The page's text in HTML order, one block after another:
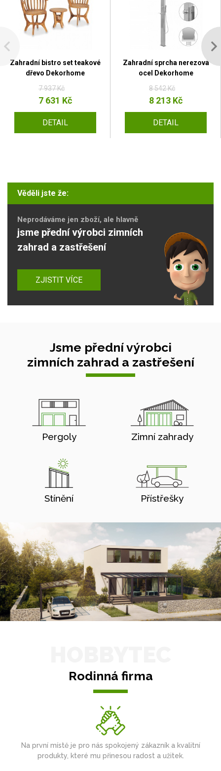
Zahradní bistro set teakové
dřevo Dekorhome
7 937 Kč
7 631 Kč
DETAIL
Zahradní sprcha nerezová
ocel Dekorhome
8 542 Kč
8 213 Kč
DETAIL
Věděli jste že:
Neprodáváme jen zboží, ale hlavně
jsme přední výrobci zimních
zahrad a zastřešení
ZJISTIT VÍCE
Jsme přední výrobci
zimních zahrad a zastřešení
Pergoly Zimní zahrady
Stínění Přístřešky
Rodinná firma
Na první místě je pro nás spokojený zákazník a kvalitní
produkty, které mu přinesou radost a užitek.